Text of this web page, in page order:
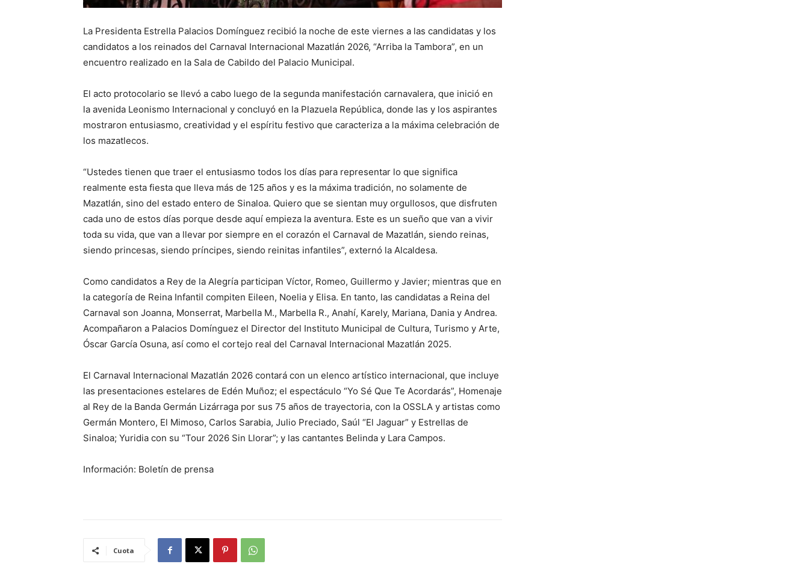
La Presidenta Estrella Palacios Domínguez recibió la noche de este viernes a las candidatas y los
candidatos a los reinados del Carnaval Internacional Mazatlán 2026, “Arriba la Tambora”, en un
encuentro realizado en la Sala de Cabildo del Palacio Municipal.
El acto protocolario se llevó a cabo luego de la segunda manifestación carnavalera, que inició en
la avenida Leonismo Internacional y concluyó en la Plazuela República, donde las y los aspirantes
mostraron entusiasmo, creatividad y el espíritu festivo que caracteriza a la máxima celebración de
los mazatlecos.
“Ustedes tienen que traer el entusiasmo todos los días para representar lo que significa
realmente esta fiesta que lleva más de 125 años y es la máxima tradición, no solamente de
Mazatlán, sino del estado entero de Sinaloa. Quiero que se sientan muy orgullosos, que disfruten
cada uno de estos días porque desde aquí empieza la aventura. Este es un sueño que van a vivir
toda su vida, que van a llevar por siempre en el corazón el Carnaval de Mazatlán, siendo reinas,
siendo princesas, siendo príncipes, siendo reinitas infantiles”, externó la Alcaldesa.
Como candidatos a Rey de la Alegría participan Víctor, Romeo, Guillermo y Javier; mientras que en
la categoría de Reina Infantil compiten Eileen, Noelia y Elisa. En tanto, las candidatas a Reina del
Carnaval son Joanna, Monserrat, Marbella M., Marbella R., Anahí, Karely, Mariana, Dania y Andrea.
Acompañaron a Palacios Domínguez el Director del Instituto Municipal de Cultura, Turismo y Arte,
Óscar García Osuna, así como el cortejo real del Carnaval Internacional Mazatlán 2025.
El Carnaval Internacional Mazatlán 2026 contará con un elenco artístico internacional, que incluye
las presentaciones estelares de Edén Muñoz; el espectáculo “Yo Sé Que Te Acordarás”, Homenaje
al Rey de la Banda Germán Lizárraga por sus 75 años de trayectoria, con la OSSLA y artistas como
Germán Montero, El Mimoso, Carlos Sarabia, Julio Preciado, Saúl “El Jaguar” y Estrellas de
Sinaloa; Yuridia con su “Tour 2026 Sin Llorar”; y las cantantes Belinda y Lara Campos.
Información: Boletín de prensa
Cuota